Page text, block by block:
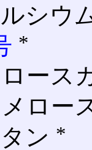
シウ
*
ース
ロー
ン *